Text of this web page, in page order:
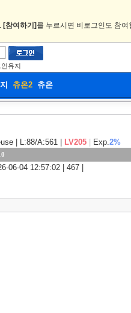
[참여하기] 를 누르시면 비로그인도 참여
인유지
츄온2 츄온
| L:88/A:561 | LV205 Exp.2%
06-04 12:57:02 | 467 |